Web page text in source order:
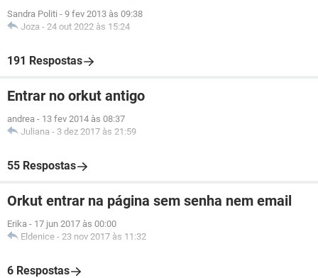
Sandra Politi - 9 fev 2013 às 09:38
Joza - 24 out 2022 às 15:24
191 Respostas
Entrar no orkut antigo
andrea - 13 fev 2014 às 08:37
Juliana - 3 dez 2017 às 21:59
55 Respostas
Orkut entrar na página sem senha nem email
Erika - 17 jun 2017 às 00:00
Eldenice - 23 nov 2017 às 11:32
6 Respostas